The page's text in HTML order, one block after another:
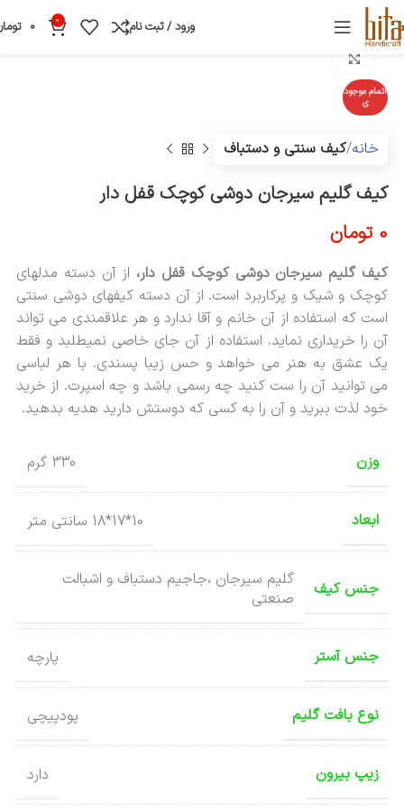
ورود / ثبت نام 0
0
اتمام موجود
ی
خانه کیف سنتی و دستباف
کیف گلیم سیرجان دوشی کوچک قفل دار
0 تومان
کیف گلیم سیرجان دوشی کوچک قفل دار، از آن دسته مدلهای
کوچک و شیک و پرکاربرد است. از آن دسته کیفهای دوشی سنتی
است که استفاده از آن خانم و آقا ندارد و هر علاقمندی می تواند
آن را خریداری نماید. استفاده از آن جای خاصی نمیطلبد و فقط
یک عشق به هنر می خواهد و حس زیبا پسندی. با هر لباسی
می توانید آن را ست کنید چه رسمی باشد و چه اسپرت. از خرید
خود لذت ببرید و آن را به کسی که دوستش دارید هدیه بدهید.
وزن 330 گرم
ابعاد 10*17*18 سانتی متر
جنس کیف
گلیم سیرجان ،جاجیم دستباف و اشبالت
صنعتی
جنس آستر پارچه
نوع بافت گلیم پودپیچی
زیپ بیرون دارد